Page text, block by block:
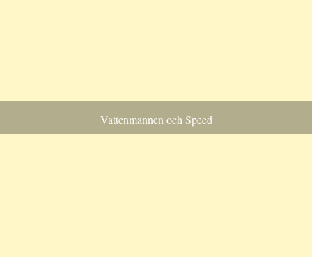
Vattenmannen och Speed